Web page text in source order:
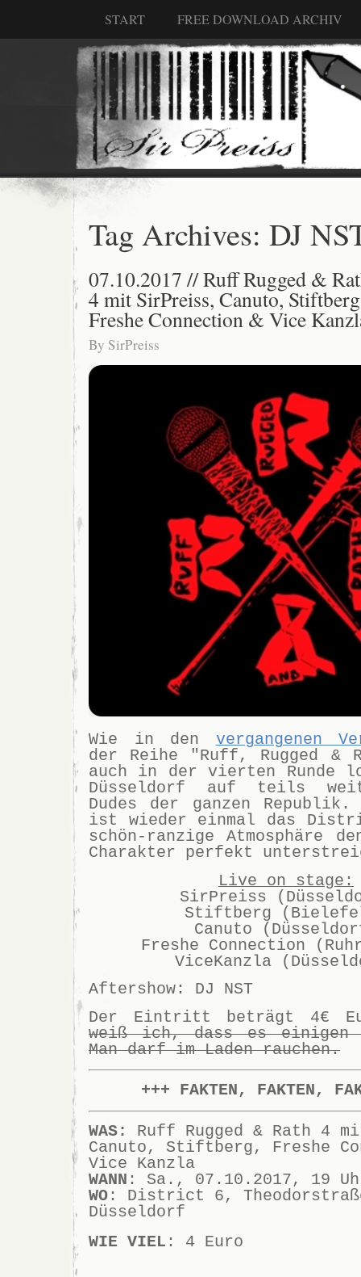
START FREE DOWNLOAD ARCHIV
Tag Archives: DJ
07.10.2017 // Ruff Rugged &
4 mit SirPreiss, Canuto,
Freshe Connection & Vice
By SirPreiss
Wie in denvergangenen
der Reihe "Ruff, Rugged &
auch in der vierten Runde
Düsseldorf auf teils
Dudes der ganzen
ist wieder einmal das
schön-ranzige Atmosphäre
Charakter perfekt
Live on stage:
SirPreiss
Stiftberg
Canuto
Freshe Connection
ViceKanzla
Aftershow: DJ NST
Der Eintritt beträgt 4€
weiß ich, dass es
Man darf im Laden rauchen.
+++ FAKTEN, FAKTEN,
WAS:
Ruff Rugged & Rath 4
Canuto, Stiftberg, Freshe
Vice Kanzla
WANN : Sa., 07.10.2017, 19
WO: District 6,
Düsseldorf
WIE VIEL : 4 Euro